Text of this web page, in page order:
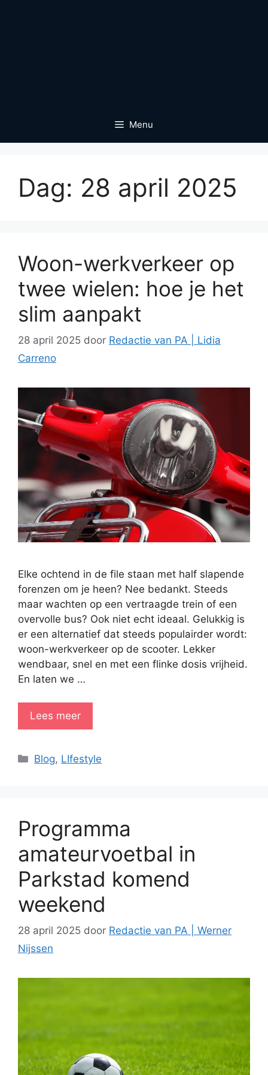
Menu
Dag: 28 april 2025
Woon-werkverkeer op
twee wielen: hoe je het
slim aanpakt
28 april 2025 door Redactie van PA | Lidia
Carreno
Elke ochtend in de file staan met half slapende
forenzen om je heen? Nee bedankt. Steeds
maar wachten op een vertraagde trein of een
overvolle bus? Ook niet echt ideaal. Gelukkig is
er een alternatief dat steeds populairder wordt:
woon-werkverkeer op de scooter. Lekker
wendbaar, snel en met een flinke dosis vrijheid.
En laten we …
Lees meer
Categorieën
Blog, LIfestyle
Programma
amateurvoetbal in
Parkstad komend
weekend
28 april 2025 door Redactie van PA | Werner
Nijssen